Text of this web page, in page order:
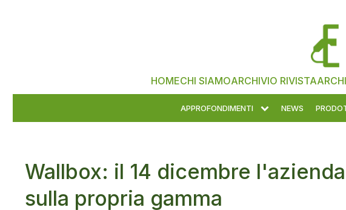
HOMECHI SIAMOARCHIVIO RIVISTA
APPROFONDIMENTI NEWS
Wallbox: il 14 dicembre
sulla propria gamma